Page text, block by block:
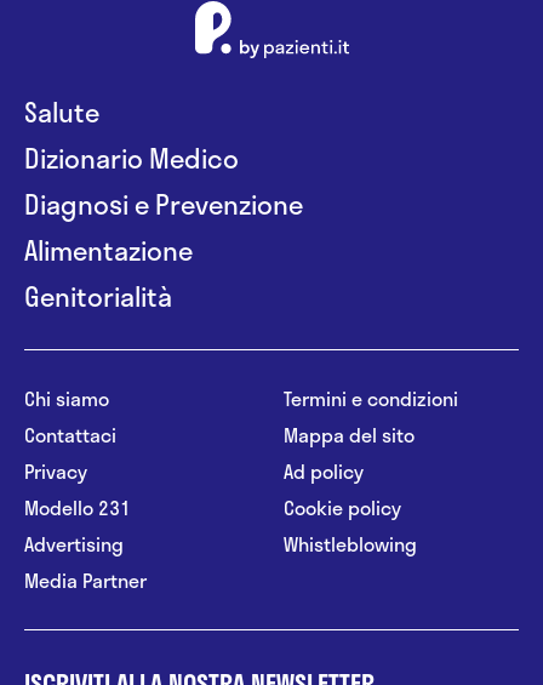
Salute
Dizionario Medico
Diagnosi e Prevenzione
Alimentazione
Genitorialità
Chi siamo
Contattaci
Privacy
Modello 231
Advertising
Media Partner
Termini e condizioni
Mappa del sito
Ad policy
Cookie policy
Whistleblowing